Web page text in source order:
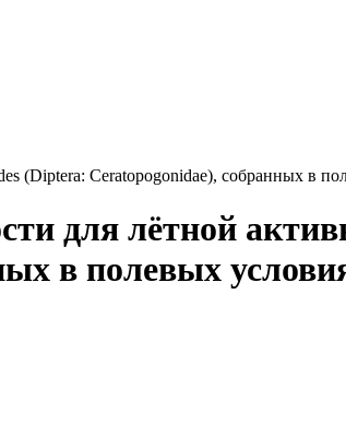
(Diptera: Ceratopogonidae), собранных в
для лётной
в полевых